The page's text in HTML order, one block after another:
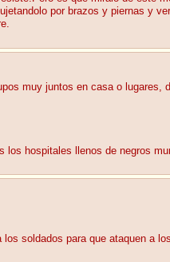
por brazos y piernas y
muy juntos en casa o lugares,
hospitales llenos de negros
soldados para que ataquen a